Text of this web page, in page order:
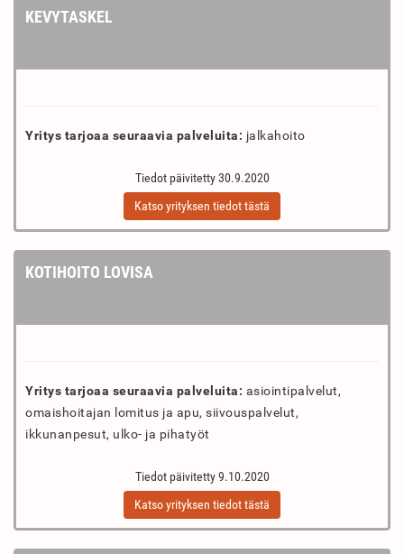
KEVYTASKEL
Yritys tarjoaa seuraavia palveluita: jalkahoito
Tiedot päivitetty 30.9.2020
Katso yrityksen tiedot tästä
KOTIHOITO LOVISA
Yritys tarjoaa seuraavia palveluita: asiointipalvelut,
omaishoitajan lomitus ja apu, siivouspalvelut,
ikkunanpesut, ulko- ja pihatyöt
Tiedot päivitetty 9.10.2020
Katso yrityksen tiedot tästä